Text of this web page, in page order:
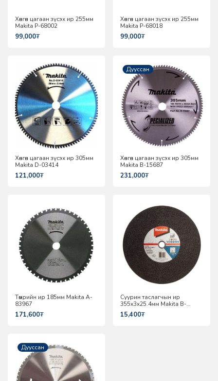
Хөнгөн цагаан зүсэх ир 255мм
Makita P-68002
99,000₮
Хөнгөн цагаан зүсэх ир 255мм
Makita P-68018
99,000₮
Хөнгөн цагаан зүсэх ир 305мм
Makita D-03414
121,000₮
Дууссан
Хөнгөн цагаан зүсэх ир 305мм
Makita B-15687
231,000₮
Төмрийн ир 185мм Makita A-
83967
171,600₮
Суурин таслагчын ир
355x3x25.4мм Makita B-
10665
15,400₮
Дууссан